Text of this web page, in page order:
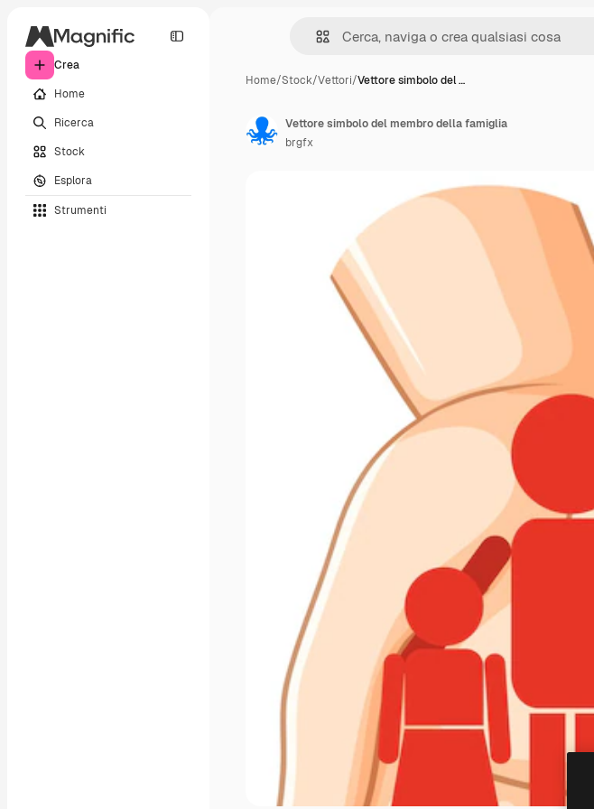
Crea
Home
Ricerca
Stock
Esplora
Strumenti
Home/Stock/Vettori/Vettore simbolo del …
Vettore simbolo del membro della famiglia
brgfx